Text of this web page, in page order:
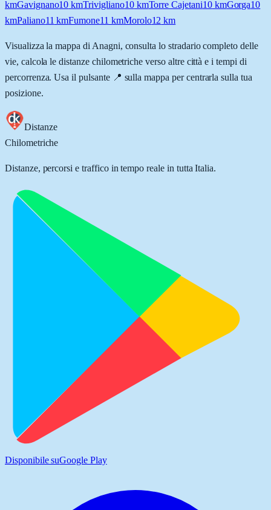
kmGavignano10 kmTrivigliano10kmTorre Cajetani10kmGorga10
kmPaliano11 kmFumone11 kmMorolo12 km
Visualizza la mappa di Anagni, consulta lo stradario completo delle
vie, calcola le distanze chilometriche verso altre città e i tempi di
percorrenza. Usa il pulsante 📍 sulla mappa per centrarla sulla tua
posizione.
Distanze
Chilometriche
Distanze, percorsi e traffico in tempo reale in tutta Italia.
Disponibile suGoogle Play